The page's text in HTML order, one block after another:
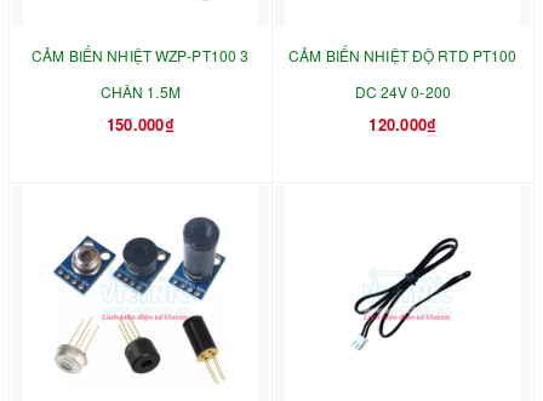
CẢM BIẾN NHIỆT WZP-PT100 3
CHÂN 1.5M
150.000₫
CẢM BIẾN NHIỆT ĐỘ RTD PT100
DC 24V 0-200
120.000₫